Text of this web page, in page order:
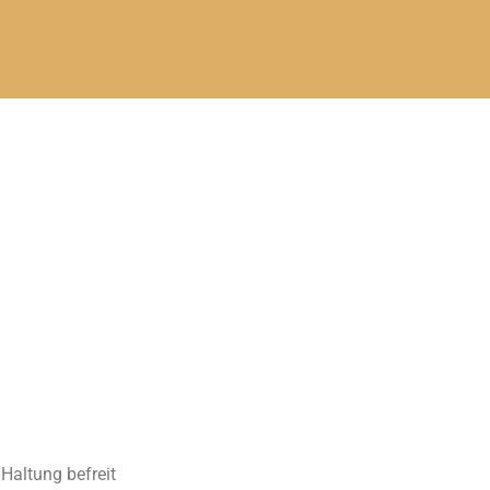
befreit